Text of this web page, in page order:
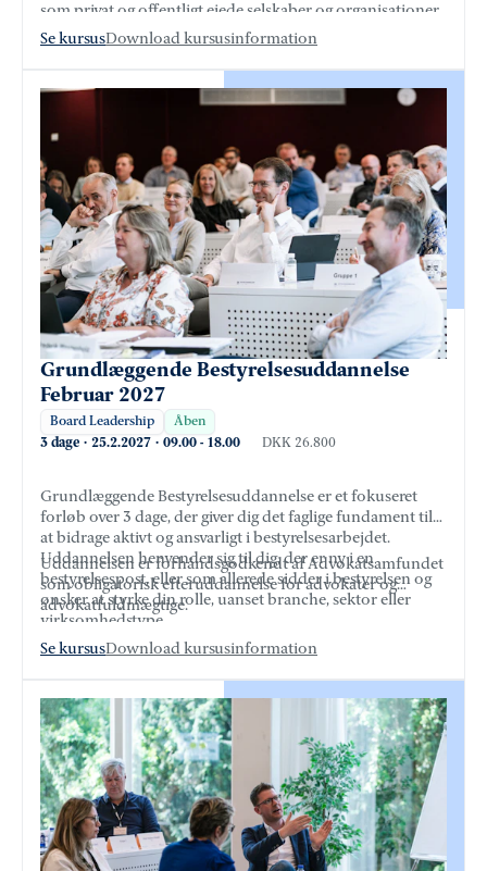
som privat og offentligt ejede selskaber og organisationer.
Se kursusDownload kursusinformation
Grundlæggende Bestyrelsesuddannelse
Februar 2027
Board Leadership Åben
3 dage · 25.2.2027 · 09.00 - 18.00 DKK 26.800
Grundlæggende Bestyrelsesuddannelse er et fokuseret
forløb over 3 dage, der giver dig det faglige fundament til
at bidrage aktivt og ansvarligt i bestyrelsesarbejdet.
Uddannelsen henvender sig til dig, der er ny i en
bestyrelsespost, eller som allerede sidder i bestyrelsen og
ønsker at styrke din rolle, uanset branche, sektor eller
virksomhedstype.
Uddannelsen er forhåndsgodkendt af Advokatsamfundet
som obligatorisk efteruddannelse for advokater og
advokatfuldmægtige.
Se kursusDownload kursusinformation